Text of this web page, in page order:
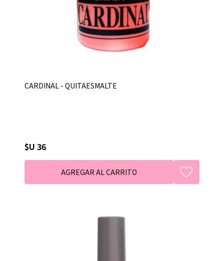
CARDINAL - QUITAESMALTE
$U 36